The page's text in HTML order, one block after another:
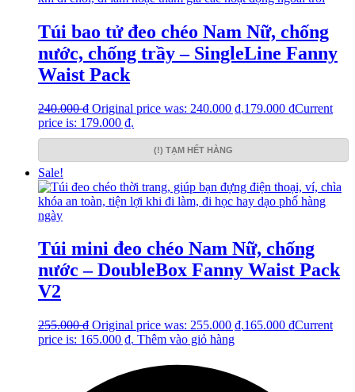
Túi bao tử đeo chéo Nam Nữ, chống
nước, chống trầy – SingleLine Fanny
Waist Pack
240.000₫ Original price was: 240.000 ₫.179.000 ₫Current
price is: 179.000 ₫.
(!) TẠM HẾT HÀNG
Sale!
Túi mini đeo chéo Nam Nữ, chống
nước – DoubleBox Fanny Waist Pack
V2
255.000₫ Original price was: 255.000 ₫.165.000 ₫Current
price is: 165.000 ₫. Thêm vào giỏ hàng